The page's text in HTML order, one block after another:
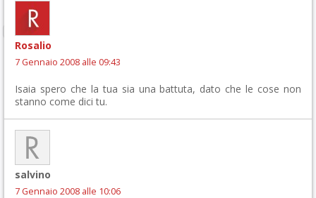
Rosalio
7 Gennaio 2008 alle 09:43
Isaia spero che la tua sia una battuta, dato che le cose non
stanno come dici tu.
salvino
7 Gennaio 2008 alle 10:06